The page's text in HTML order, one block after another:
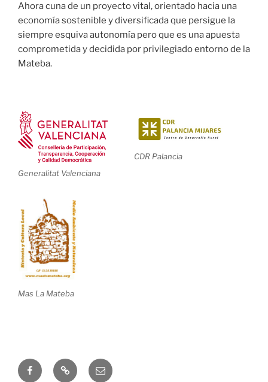
Ahora cuna de un proyecto vital, orientado hacia una
economía sostenible y diversificada que persigue la
siempre esquiva autonomía pero que es una apuesta
comprometida y decidida por privilegiado entorno de la
Mateba.
Generalitat Valenciana
CDR Palancia
Mas La Mateba
Correo